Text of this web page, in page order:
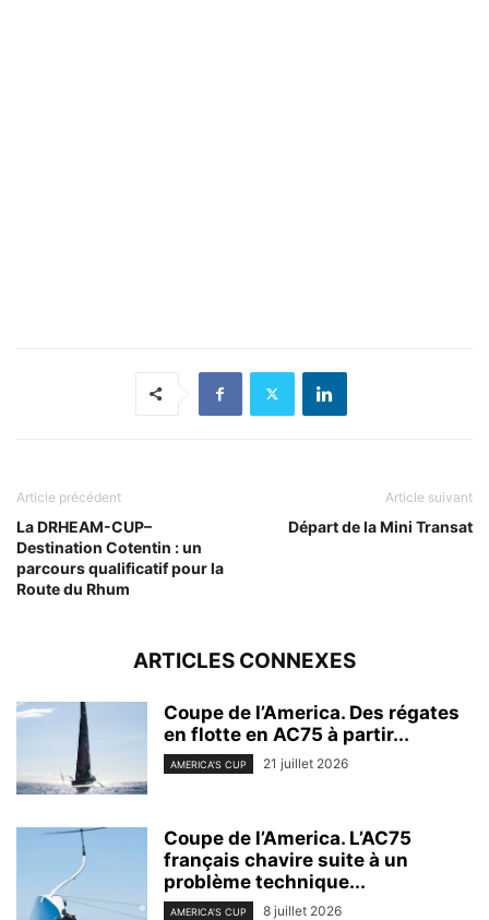
Article précédent
La DRHEAM-CUP–
Destination Cotentin : un
parcours qualificatif pour la
Route du Rhum
Article suivant
Départ de la Mini Transat
ARTICLES CONNEXES
Coupe de l’America. Des régates
en flotte en AC75 à partir...
AMERICA'S CUP 21 juillet 2026
Coupe de l’America. L’AC75
français chavire suite à un
problème technique...
AMERICA'S CUP 8 juillet 2026